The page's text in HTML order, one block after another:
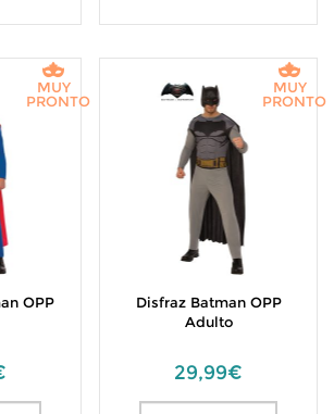
OPP
MUY
PRONTO
Disfraz Batman OPP
Adulto
29,99€
MUY
PRONTO